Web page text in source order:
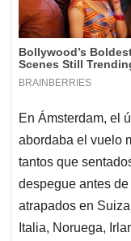
En Ámsterdam, el
abordaba el vuelo
tantos que
despegue antes
atrapados en
Italia, Noruega,